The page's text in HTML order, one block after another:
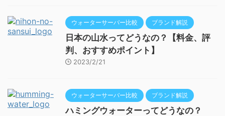
ウォーターサーバー比較 ブランド解説
日本の山水ってどうなの？【料金、評
判、おすすめポイント】
2023/2/21
ウォーターサーバー比較 ブランド解説
ハミングウォーターってどうなの？